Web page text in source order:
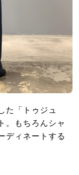
た「トゥジュ
。もちろんシャ
ディネートする